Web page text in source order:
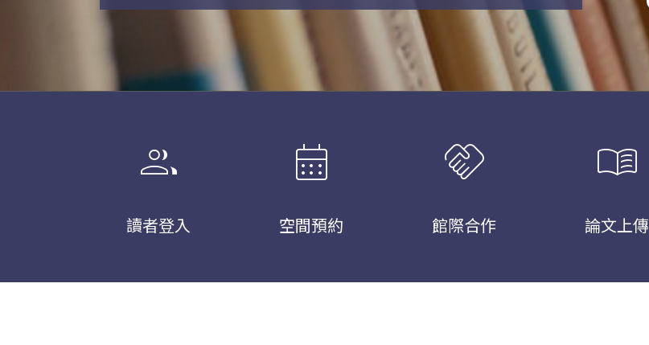
group
讀者登入
calendar_month
空間預約
handshake
館際合作
menu_book
論文上傳